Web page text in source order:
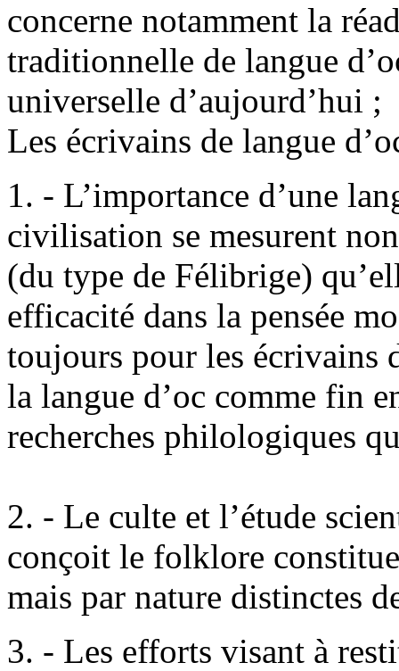
concerne notamment la
traditionnelle de langue
universelle d’aujourd’hui ;
Les écrivains de langue
1. - L’importance d’une
civilisation se mesurent
(du type de Félibrige)
efficacité dans la pensée
toujours pour les écrivains
la langue d’oc comme fin
recherches philologiques
2. - Le culte et l’étude
conçoit le folklore
mais par nature distinctes
3. - Les efforts visant à